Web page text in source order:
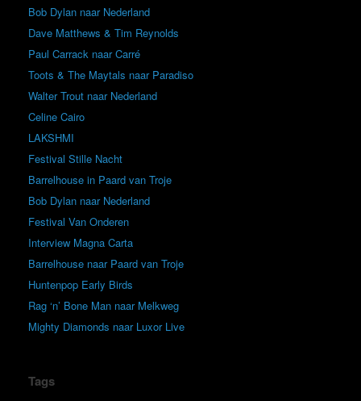
Bob Dylan naar Nederland
Dave Matthews & Tim Reynolds
Paul Carrack naar Carré
Toots & The Maytals naar Paradiso
Walter Trout naar Nederland
Celine Cairo
LAKSHMI
Festival Stille Nacht
Barrelhouse in Paard van Troje
Bob Dylan naar Nederland
Festival Van Onderen
Interview Magna Carta
Barrelhouse naar Paard van Troje
Huntenpop Early Birds
Rag ‘n’ Bone Man naar Melkweg
Mighty Diamonds naar Luxor Live
Tags